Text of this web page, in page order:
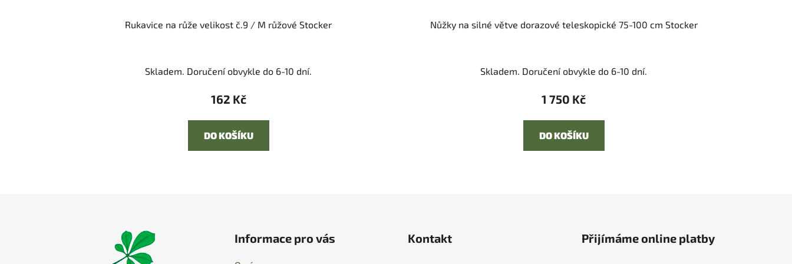
Rukavice na růže velikost č.9 / M růžové Stocker
Skladem. Doručení obvykle do 6-10 dní.
162 Kč
DO KOŠÍKU
Nůžky na silné větve dorazové teleskopické 75-100 cm Stocker
Skladem. Doručení obvykle do 6-10 dní.
1 750 Kč
DO KOŠÍKU
Informace pro vás Kontakt Přijímáme online platby